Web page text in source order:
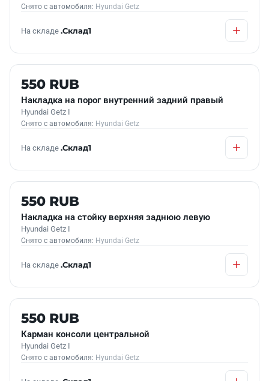
Снято с автомобиля: Hyundai Getz
На складе .Склад1
Б/У В НАЛИЧИИ
550 RUB
Накладка на порог внутренний задний правый
Hyundai Getz I
Снято с автомобиля: Hyundai Getz
На складе .Склад1
Б/У В НАЛИЧИИ
550 RUB
Накладка на стойку верхняя заднюю левую
Hyundai Getz I
Снято с автомобиля: Hyundai Getz
На складе .Склад1
Б/У В НАЛИЧИИ
550 RUB
Карман консоли центральной
Hyundai Getz I
Снято с автомобиля: Hyundai Getz